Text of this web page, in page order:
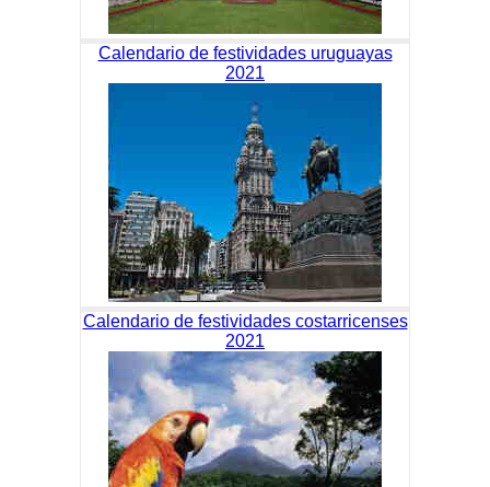
Calendario de festividades uruguayas
2021
Calendario de festividades costarricenses
2021